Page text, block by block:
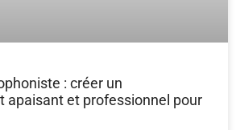
: créer un
apaisant et professionnel pour